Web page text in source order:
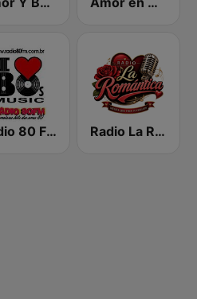
Rádio 80 FM - Anos 80 Radio La Romantica